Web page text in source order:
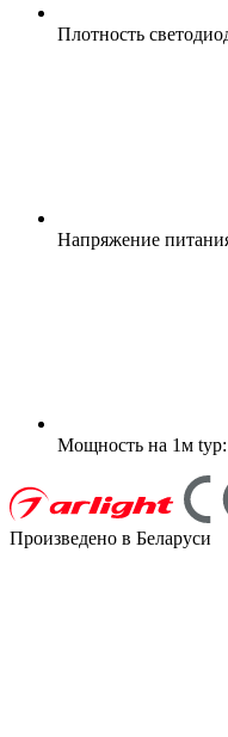
Плотность
Напряжение
Мощность на 1м
Произведено в Беларуси